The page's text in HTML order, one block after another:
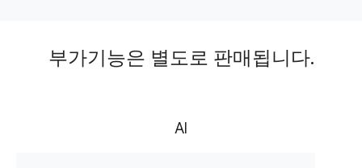
부가기능은 별도로 판매됩니다.
AI